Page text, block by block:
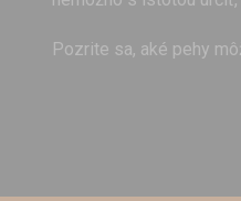
Pozrite sa, aké pehy